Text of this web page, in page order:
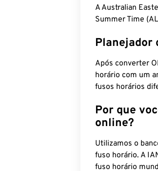
A Australian
Summer Time
Planejador
Após converter
horário com um
fusos horários
Por que
online?
Utilizamos o
fuso horário. A
fuso horário